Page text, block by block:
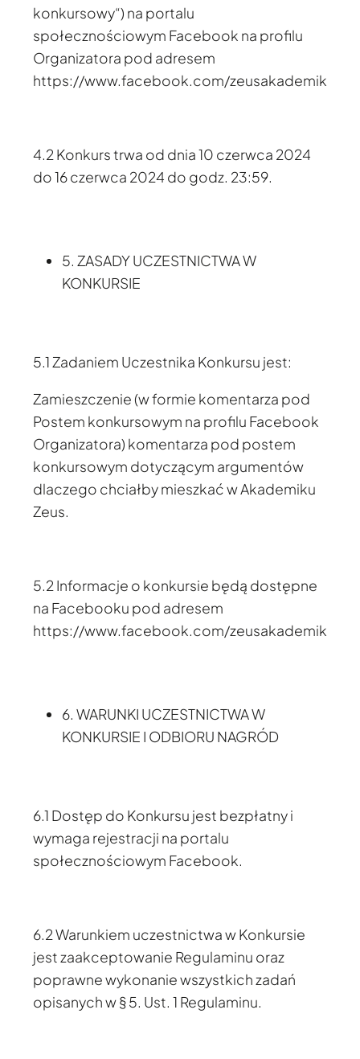
konkursowy“) na portalu
społecznościowym Facebook na profilu
Organizatora pod adresem
https://www.facebook.com/zeusakademik
4.2 Konkurs trwa od dnia 10 czerwca 2024
do 16 czerwca 2024 do godz. 23:59.
5. ZASADY UCZESTNICTWA W
KONKURSIE
5.1 Zadaniem Uczestnika Konkursu jest:
Zamieszczenie (w formie komentarza pod
Postem konkursowym na profilu Facebook
Organizatora) komentarza pod postem
konkursowym dotyczącym argumentów
dlaczego chciałby mieszkać w Akademiku
Zeus.
5.2 Informacje o konkursie będą dostępne
na Facebooku pod adresem
https://www.facebook.com/zeusakademik
6. WARUNKI UCZESTNICTWA W
KONKURSIE I ODBIORU NAGRÓD
6.1 Dostęp do Konkursu jest bezpłatny i
wymaga rejestracji na portalu
społecznościowym Facebook.
6.2 Warunkiem uczestnictwa w Konkursie
jest zaakceptowanie Regulaminu oraz
poprawne wykonanie wszystkich zadań
opisanych w § 5. Ust. 1 Regulaminu.